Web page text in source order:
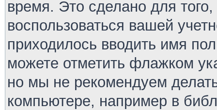
время. Это сделано для
воспользоваться вашей
приходилось вводить имя
можете отметить флажком
но мы не рекомендуем
компьютере, например в